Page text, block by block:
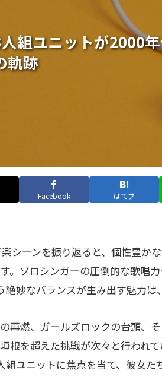
組ユニットが2000
軌跡
Facebook はてブ
シーンを振り返ると、個性豊か
。ソロシンガーの圧倒的な歌唱
絶妙なバランスが生み出す魅力
再燃、ガールズロックの台頭、
根を超えた挑戦が次々と行われ
組ユニットに焦点を当て、彼女た